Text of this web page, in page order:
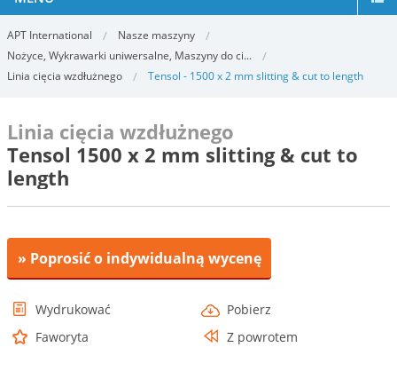
APT International
Nasze maszyny
Nożyce, Wykrawarki uniwersalne, Maszyny do ci...
Linia cięcia wzdłużnego
Tensol - 1500 x 2 mm slitting & cut to length
Linia cięcia wzdłużnego
Tensol 1500 x 2 mm slitting & cut to
length
» Poprosić o indywidualną wycenę
Wydrukować
Pobierz
Faworyta
Z powrotem